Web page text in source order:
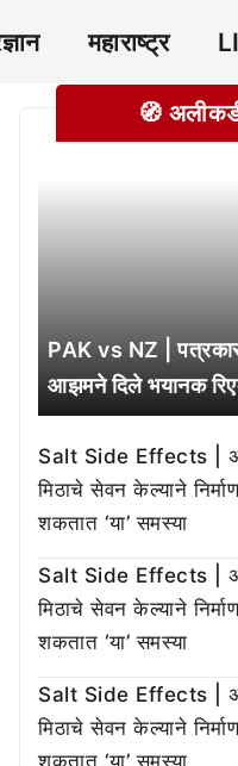
महाराष्ट्र
🧭
PAK vs NZ |
आझमने दिले भयानक
Salt Side Effects |
मिठाचे सेवन केल्याने
शकतात ‘या’ समस्या
Salt Side Effects |
मिठाचे सेवन केल्याने
शकतात ‘या’ समस्या
Salt Side Effects |
मिठाचे सेवन केल्याने
शकतात ‘या’ समस्या